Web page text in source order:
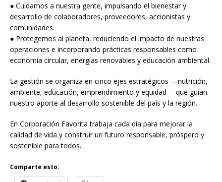
● Cuidamos a nuestra gente, impulsando el bienestar y
desarrollo de colaboradores, proveedores, accionistas y
comunidades.
● Protegemos al planeta, reduciendo el impacto de nuestras
operaciones e incorporando prácticas responsables como
economía circular, energías renovables y educación ambiental.
La gestión se organiza en cinco ejes estratégicos —nutrición,
ambiente, educación, emprendimiento y equidad— que guían
nuestro aporte al desarrollo sostenible del país y la región.
En Corporación Favorita trabaja cada día para mejorar la
calidad de vida y construir un futuro responsable, próspero y
sostenible para todos.
Comparte esto: